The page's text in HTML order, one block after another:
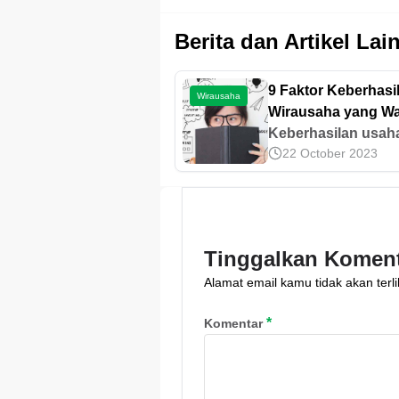
Berita dan Artikel
Wirausaha
9 Faktor
Wirausaha yang
Diketahui
Keberhasilan
disebabkan oleh
beberapa faktor, di
tahu faktor
wirausaha di sini!
22 October 2023
Tinggalkan
Alamat email kamu tidak akan
Komentar*